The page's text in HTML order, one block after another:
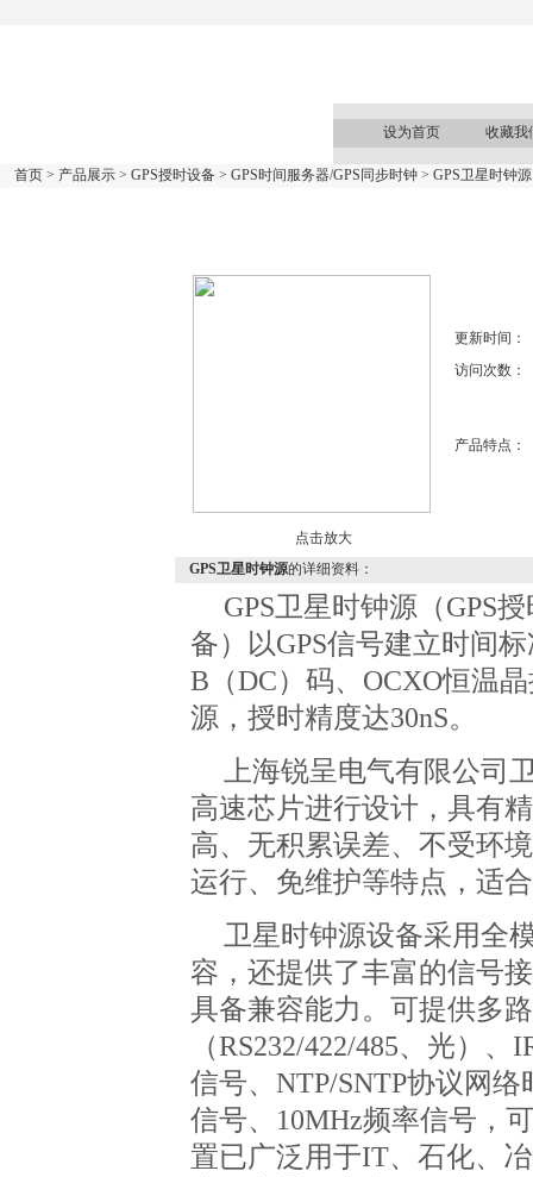
设为首页 收藏我
首页 > 产品展示 > GPS授时设备 > GPS时间服务器/GPS同步时钟 > GPS卫星时钟源
点击放大
更新时间：
访问次数：
产品特点：
GPS卫星时钟源的详细资料：
GPS卫星时钟源（GPS授
备）以GPS信号建立时间
B （DC）码、 OCXO恒温
源，授时精度达30nS。
上海锐呈电气有限公司
高速芯片进行设计，具有
高、无积累误差、不受环
运行、免维护等特点，适
卫星时钟源设备采用全
容，还提供了丰富的信号
具备兼容能力。可提供多
（RS232/422/485、光）、
信号、 NTP/SNTP协议网络
信号、 10MHz频率信号，
置已广泛用于IT、石化、